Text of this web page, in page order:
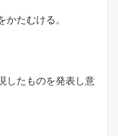
たむける。
したものを発表し意